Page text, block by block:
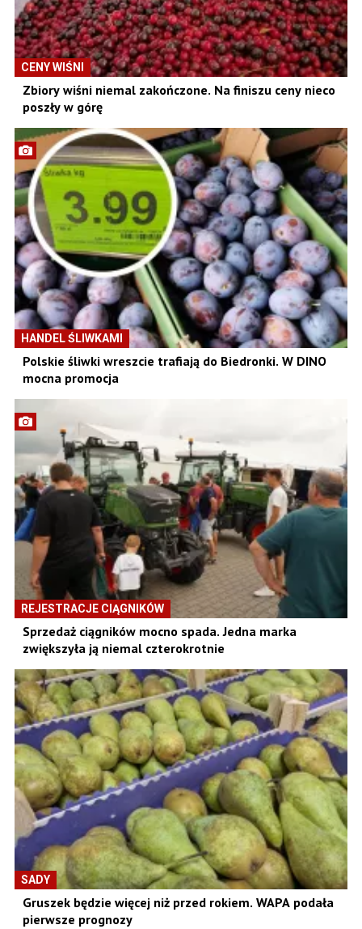
CENY WIŚNI
Zbiory wiśni niemal zakończone. Na finiszu ceny nieco
poszły w górę
HANDEL ŚLIWKAMI
Polskie śliwki wreszcie trafiają do Biedronki. W DINO
mocna promocja
REJESTRACJE CIĄGNIKÓW
Sprzedaż ciągników mocno spada. Jedna marka
zwiększyła ją niemal czterokrotnie
SADY
Gruszek będzie więcej niż przed rokiem. WAPA podała
pierwsze prognozy